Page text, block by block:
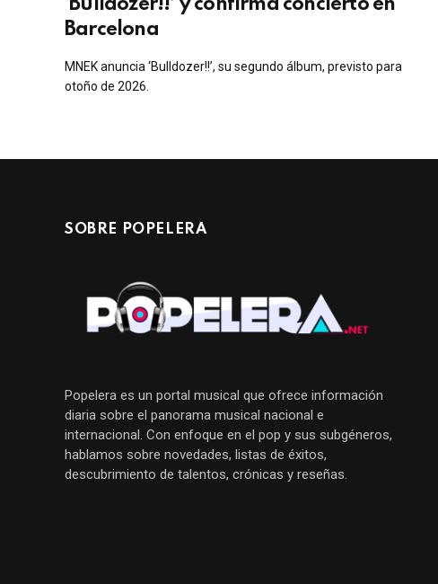
‘Bulldozer!!’ y confirma concierto en
Barcelona
MNEK anuncia ‘Bulldozer!!’, su segundo álbum, previsto para
otoño de 2026.
SOBRE POPELERA
Popelera es un portal musical que ofrece información
diaria sobre el panorama musical nacional e
internacional. Con enfoque en el pop y sus subgéneros,
hablamos sobre novedades, listas de éxitos,
descubrimiento de talentos, crónicas y reseñas.